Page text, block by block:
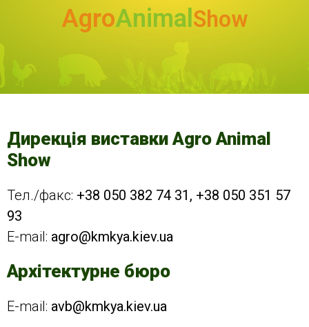
AgroAnimal Show
Дирекція виставки Agro Animal
Show
Тел./факс: +38 050 382 74 31 , +38 050 351 57
93
E-mail: agro@kmkya.kiev.ua
Архітектурне бюро
E-mail: avb@kmkya.kiev.ua